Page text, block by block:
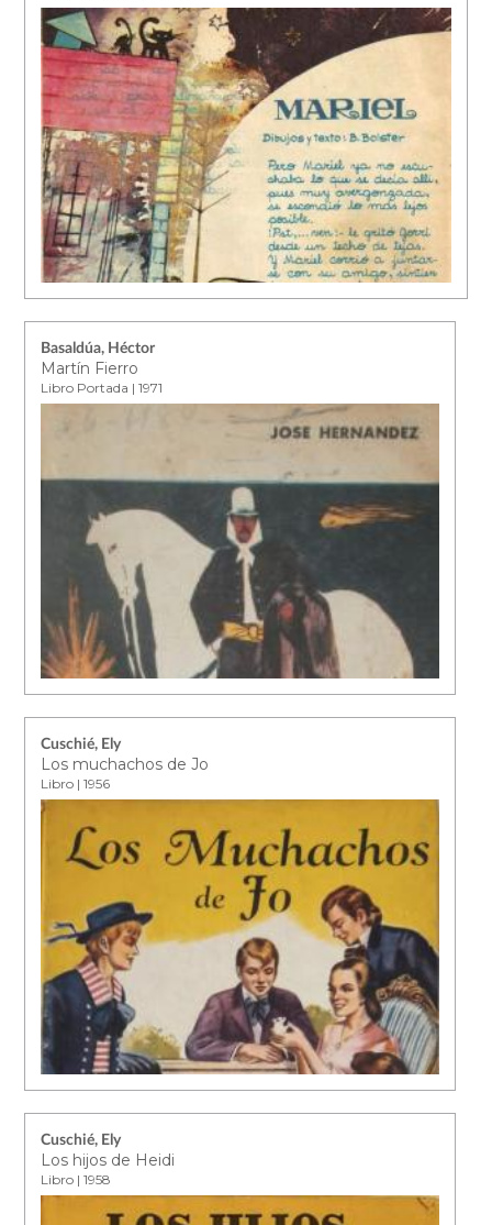
Basaldúa, Héctor
Martín Fierro
Libro Portada | 1971
Cuschié, Ely
Los muchachos de Jo
Libro | 1956
Cuschié, Ely
Los hijos de Heidi
Libro | 1958